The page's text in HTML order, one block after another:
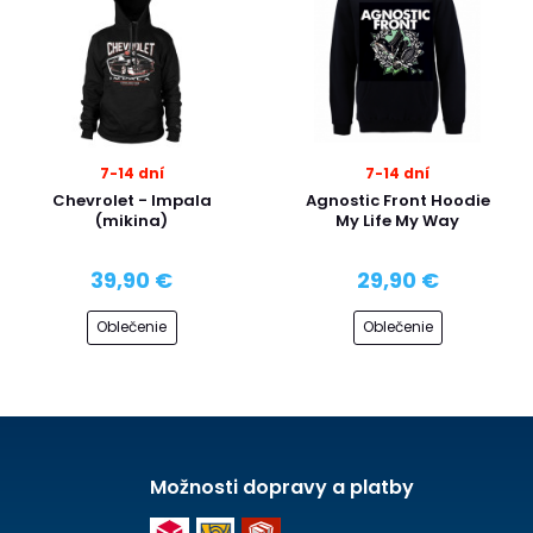
7-14 dní
Chevrolet - Impala
(mikina)
39,90 €
Oblečenie
7-14 dní
Agnostic Front Hoodie
My Life My Way
29,90 €
Oblečenie
Možnosti dopravy a platby